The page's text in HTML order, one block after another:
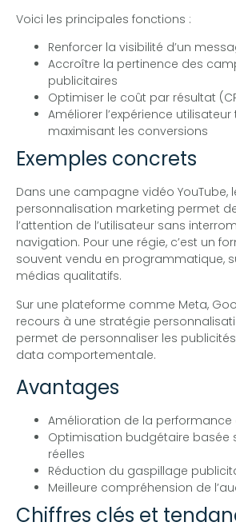
Voici les principales fonctions :
Renforcer la visibilité d’un
Accroître la pertinence des
publicitaires
Optimiser le coût par résultat
Améliorer l’expérience
maximisant les conversions
Exemples concrets
Dans une campagne vidéo YouTube,
personnalisation marketing permet
l’attention de l’utilisateur sans
navigation. Pour une régie, c’est un
souvent vendu en programmatique,
médias qualitatifs.
Sur une plateforme comme Meta,
recours à une stratégie
permet de personnaliser les
data comportementale.
Avantages
Amélioration de la
Optimisation budgétaire basée
réelles
Réduction du gaspillage
Meilleure compréhension de
Chiffres clés et